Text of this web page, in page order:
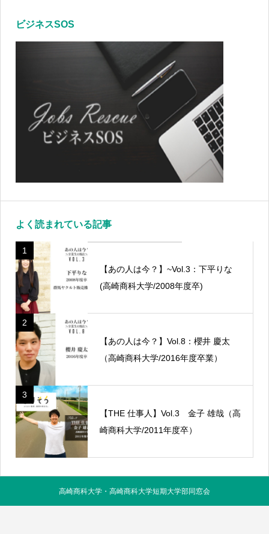
ビジネスSOS
よく読まれている記事
1
【あの人は今？】~Vol.3：下平りな
(高崎商科大学/2008年度卒)
2
【あの人は今？】Vol.8：櫻井 慶太
（高崎商科大学/2016年度卒業）
3
【THE 仕事人】Vol.3 金子 雄哉（高
崎商科大学/2011年度卒）
高崎商科大学・高崎商科大学短期大学部同窓会